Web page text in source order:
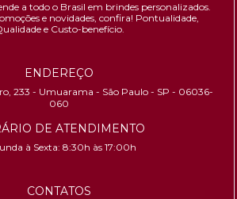
a todo o Brasil em brindes personalizados.
e novidades, confira! Pontualidade,
e Custo-benefício.
ENDEREÇO
233 - Umuarama - São Paulo - SP - 06036-
060
DE ATENDIMENTO
à Sexta: 8:30h às 17:00h
CONTATOS